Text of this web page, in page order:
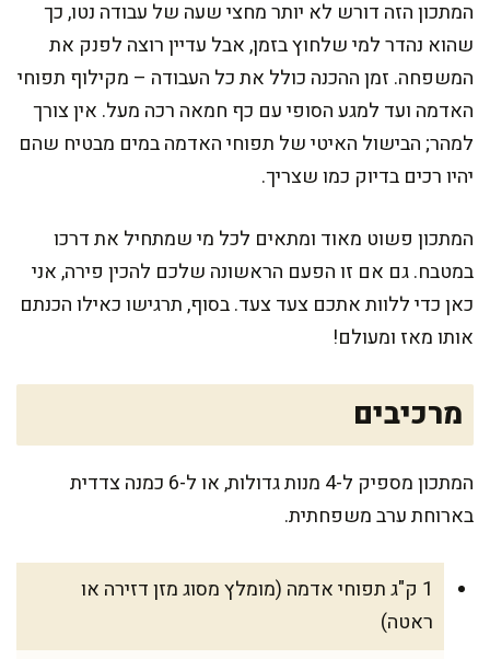
המתכון הזה דורש לא יותר מחצי שעה של עבודה נטו, כך
שהוא נהדר למי שלחוץ בזמן, אבל עדיין רוצה לפנק את
המשפחה. זמן ההכנה כולל את כל העבודה – מקילוף תפוחי
האדמה ועד למגע הסופי עם כף חמאה רכה מעל. אין צורך
למהר; הבישול האיטי של תפוחי האדמה במים מבטיח שהם
יהיו רכים בדיוק כמו שצריך.
המתכון פשוט מאוד ומתאים לכל מי שמתחיל את דרכו
במטבח. גם אם זו הפעם הראשונה שלכם להכין פירה, אני
כאן כדי ללוות אתכם צעד צעד. בסוף, תרגישו כאילו הכנתם
אותו מאז ומעולם!
מרכיבים
המתכון מספיק ל-4 מנות גדולות, או ל-6 כמנה צדדית
בארוחת ערב משפחתית.
1 ק"ג תפוחי אדמה (מומלץ מסוג מזן דזירה או
ראטה)